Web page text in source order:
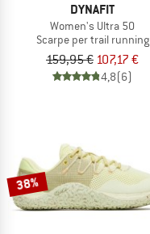
DYNAFIT
Women's Ultra 50
Scarpe per trail running
159,95 € 107,17 €
4,8(6)
38%